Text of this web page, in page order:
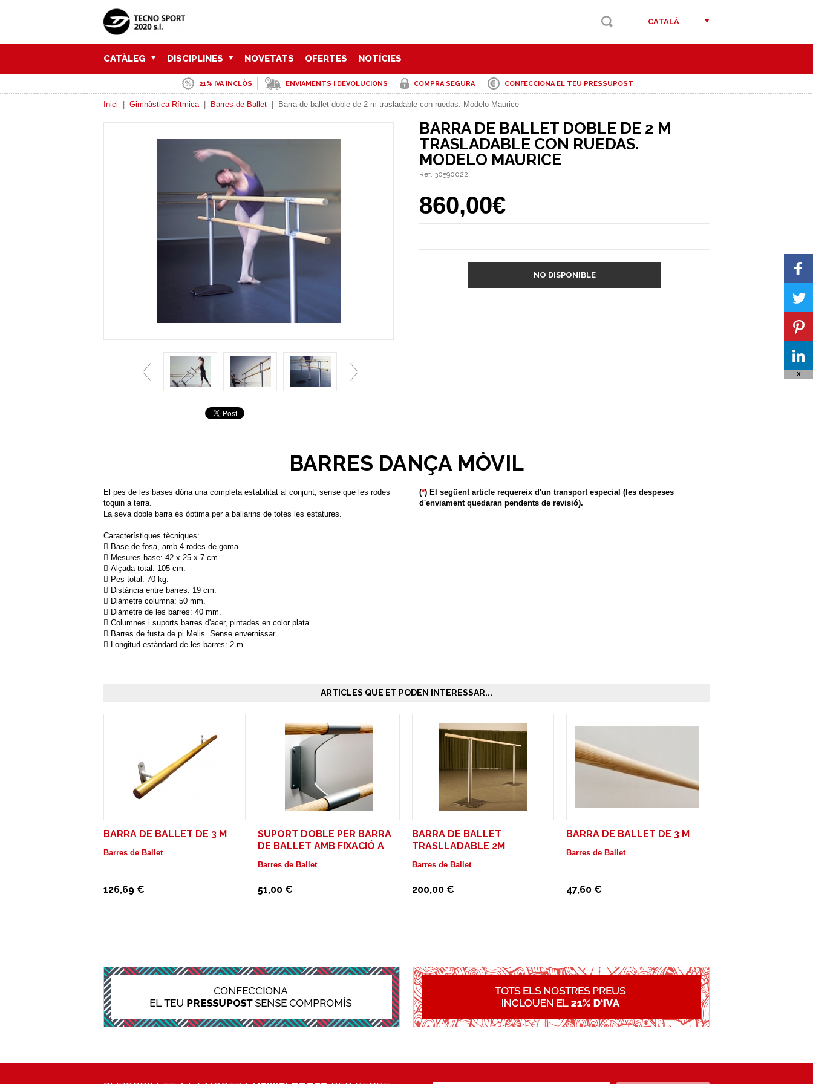
CATALÀ
CATÀLEG DISCIPLINES NOVETATS OFERTES NOTÍCIES
21% IVA INCLÒS ENVIAMENTS I DEVOLUCIONS COMPRA SEGURA CONFECCIONA EL TEU PRESSUPOST
Inici Gimnàstica Rítmica| Barres de Ballet Barra de ballet doble de 2 m trasladable con ruedas. Modelo Maurice
BARRA DE BALLET DOBLE DE 2 M
TRASLADABLE CON RUEDAS.
MODELO MAURICE
Ref. 30590022
860,00€
NO DISPONIBLE
BARRES DANÇA MÒVIL
El pes de les bases dóna una completa estabilitat al conjunt, sense que les rodes
toquin a terra.
La seva doble barra és òptima per a ballarins de totes les estatures.
Característiques tècniques:
 Base de fosa, amb 4 rodes de goma.
 Mesures base: 42 x 25 x 7 cm.
 Alçada total: 105 cm.
 Pes total: 70 kg.
 Distància entre barres: 19 cm.
 Diàmetre columna: 50 mm.
 Diàmetre de les barres: 40 mm.
 Columnes i suports barres d'acer, pintades en color plata.
 Barres de fusta de pi Melis. Sense envernissar.
 Longitud estàndard de les barres: 2 m.
(*) El següent article requereix d'un transport especial (les despeses
d'enviament quedaran pendents de revisió).
ARTICLES QUE ET PODEN INTERESSAR...
BARRA DE BALLET DE 3 M
Barres de Ballet
126,69 €
SUPORT DOBLE PER BARRA
DE BALLET AMB FIXACIÓ A
Barres de Ballet
51,00 €
BARRA DE BALLET
TRASLLADABLE 2M
Barres de Ballet
200,00 €
BARRA DE BALLET DE 3 M
Barres de Ballet
47,60 €
X